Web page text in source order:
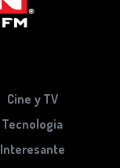
Cine y TV
Tecnologia
Interesante